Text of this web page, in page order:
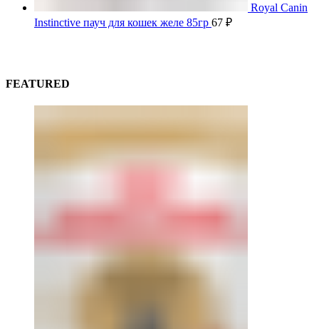
Royal Canin
Instinctive пауч для кошек желе 85гр 67 ₽
FEATURED